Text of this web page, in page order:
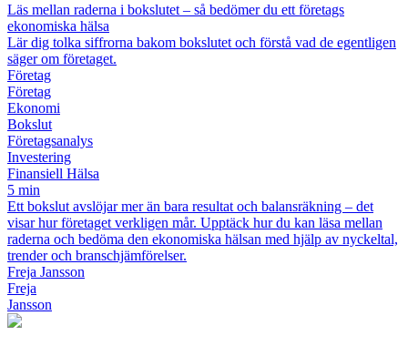
Läs mellan raderna i bokslutet – så bedömer du ett företags
ekonomiska hälsa
Lär dig tolka siffrorna bakom bokslutet och förstå vad de egentligen
säger om företaget.
Företag
Företag
Ekonomi
Bokslut
Företagsanalys
Investering
Finansiell Hälsa
5 min
Ett bokslut avslöjar mer än bara resultat och balansräkning – det
visar hur företaget verkligen mår. Upptäck hur du kan läsa mellan
raderna och bedöma den ekonomiska hälsan med hjälp av nyckeltal,
trender och branschjämförelser.
Freja Jansson
Freja
Jansson